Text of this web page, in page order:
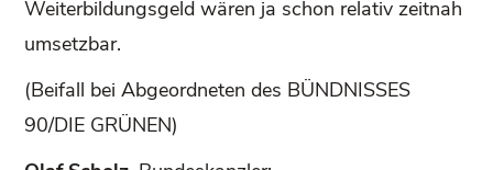
Weiterbildungsgeld wären ja schon relativ zeitnah
umsetzbar.
(Beifall bei Abgeordneten des BÜNDNISSES
90/DIE GRÜNEN)